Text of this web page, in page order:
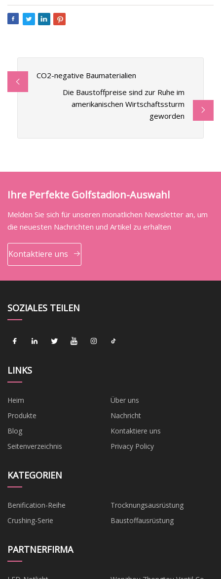
CO2-negative Baumaterialien
Die Baustoffpreise sind zur Ruhe im
amerikanischen Wirtschaftssturm
geworden
Ihre Perfekte Golfstadion-Auswahl
Melden Sie sich für unseren monatlichen Newsletter an, um
die neuesten Nachrichten und Artikel zu erhalten
Kontaktiere uns
SOZIALES TEILEN
LINKS
Heim
Über uns
Produkte
Nachricht
Blog
Kontaktiere uns
Seitenverzeichnis
Privacy Policy
KATEGORIEN
Benification-Reihe
Trocknungsausrüstung
Crushing-Serie
Baustoffausrüstung
PARTNERFIRMA